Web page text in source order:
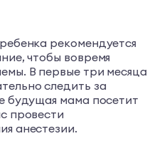
рекомендуется
чтобы вовремя
В первые три месяца
следить за
будущая мама посетит
провести
анестезии.